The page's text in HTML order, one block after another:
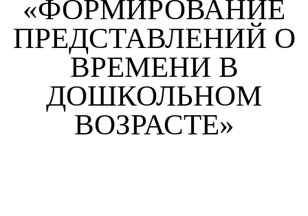
«ФОРМИРОВАНИЕ
ПРЕДСТАВЛЕНИЙ О
ВРЕМЕНИ В
ДОШКОЛЬНОМ
ВОЗРАСТЕ»